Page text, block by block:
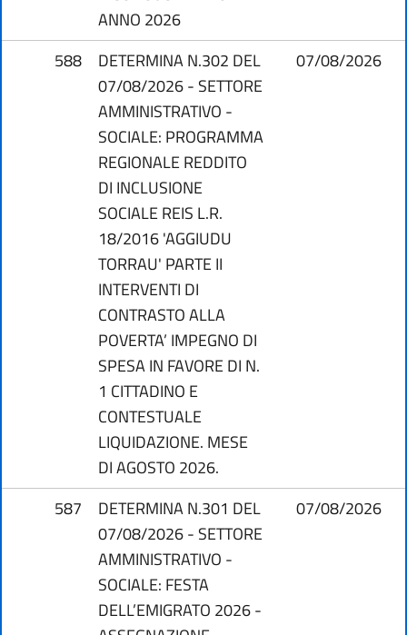
ANNO 2026
588
DETERMINA N.302 DEL
07/08/2026 - SETTORE
AMMINISTRATIVO -
SOCIALE: PROGRAMMA
REGIONALE REDDITO
DI INCLUSIONE
SOCIALE REIS L.R.
18/2016 'AGGIUDU
TORRAU' PARTE II
INTERVENTI DI
CONTRASTO ALLA
POVERTA’ IMPEGNO DI
SPESA IN FAVORE DI N.
1 CITTADINO E
CONTESTUALE
LIQUIDAZIONE. MESE
DI AGOSTO 2026.
07/08/2026
587
DETERMINA N.301 DEL
07/08/2026 - SETTORE
AMMINISTRATIVO -
SOCIALE: FESTA
DELL’EMIGRATO 2026 -
07/08/2026